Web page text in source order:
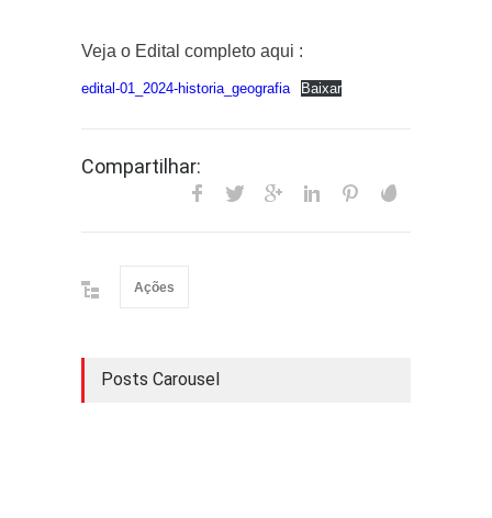
Veja o Edital completo aqui :
edital-01_2024-historia_geografia Baixar
Compartilhar:
Ações
Posts Carousel